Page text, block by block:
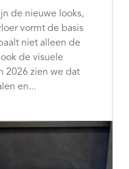
de nieuwe looks,
vormt de basis
niet alleen de
de visuele
2026 zien we dat
en...